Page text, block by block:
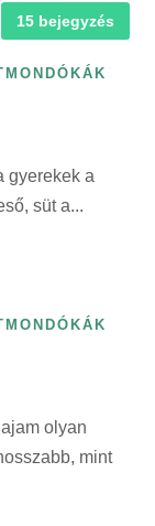
15 bejegyzés
gyerekek a
süt a...
olyan
mint